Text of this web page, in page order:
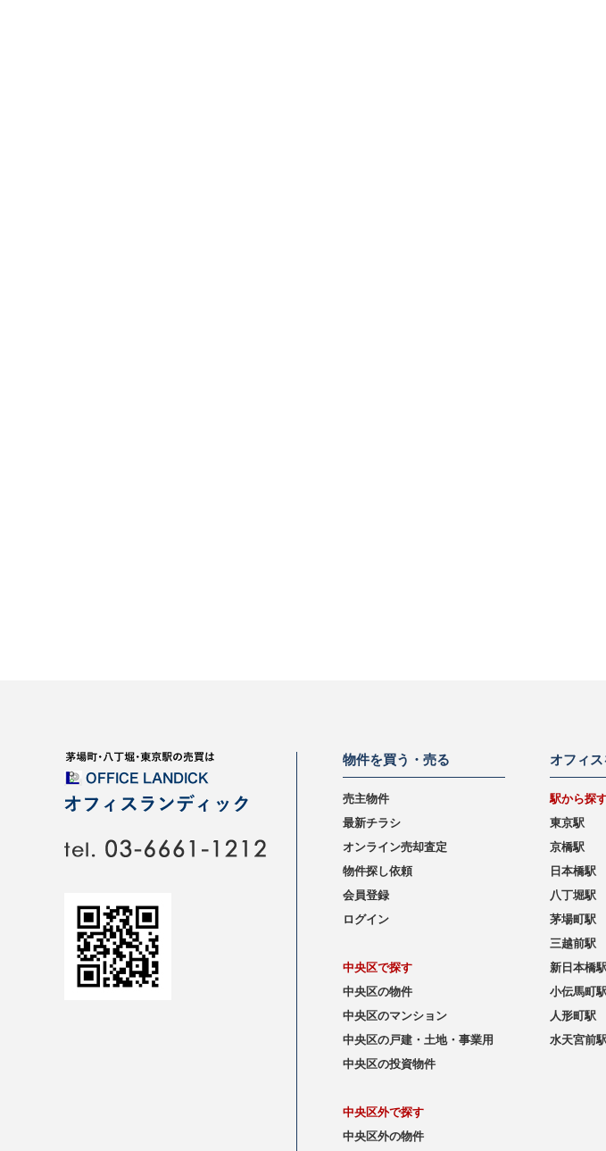
物件を買う・売る
売主物件
最新チラシ
オンライン売却査定
物件探し依頼
会員登録
ログイン
中央区で探す
中央区の物件
中央区のマンション
中央区の戸建・土地・事業用
中央区の投資物件
中央区外で探す
中央区外の物件
オフィ
駅から探
東京駅
京橋駅
日本橋駅
八丁堀駅
茅場町駅
三越前駅
新日本橋
小伝馬町
人形町駅
水天宮前